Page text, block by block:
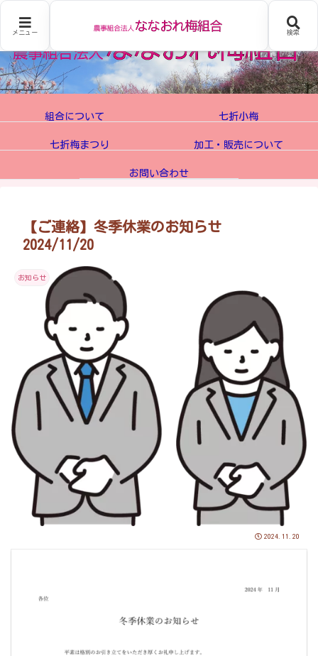
組合について 七折小梅
七折梅まつり 加工・販売について
お問い合わせ
【ご連絡】冬季休業のお知らせ
2024/11/20
お知らせ
2024.11.20
メニュー 検索